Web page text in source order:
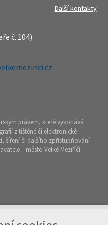
Další kontakty
č. 104)
právem, které vykonává
z tištěné či elektronické
šíření či dalšího zpřístupňování
– město Velké Meziříčí –